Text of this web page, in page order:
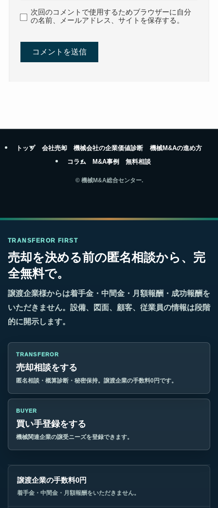
次回のコメントで使用するためブラウザーに自分
の名前、メールアドレス、サイトを保存する。
トップ 会社売却 機械会社の企業価値診断
機械M&Aの進め方
コラム
M&A事例 無料相談
©機械M&A総合センター.
TRANSFEROR FIRST
売却を決める前の匿名相談から、完
全無料で。
譲渡企業様からは着手金・中間金・月額報酬・成功報酬を
いただきません。設備、図面、顧客、従業員の情報は段階
的に開示します。
TRANSFEROR
売却相談をする
匿名相談・概算診断・秘密保持。譲渡企業の手数料0円です。
BUYER
買い手登録をする
機械関連企業の譲受ニーズを登録できます。
譲渡企業の手数料0円
着手金・中間金・月額報酬をいただきません。